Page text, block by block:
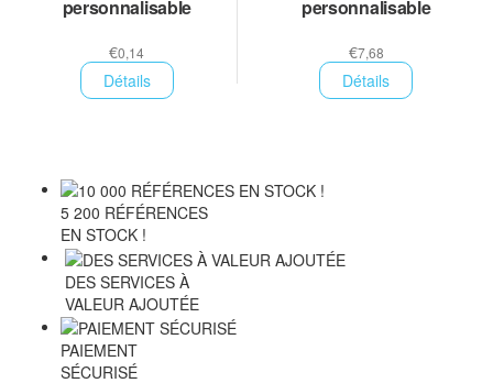
personnalisable
€0,14
Détails
personnalisable
€7,68
Détails
5 200 RÉFÉRENCES
EN STOCK !
DES SERVICES À
VALEUR AJOUTÉE
PAIEMENT
SÉCURISÉ